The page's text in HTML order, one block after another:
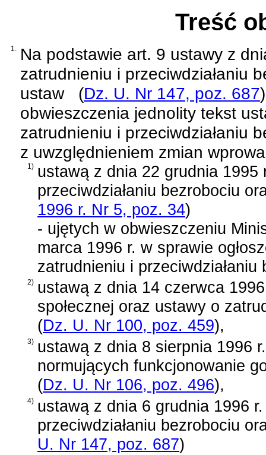
Treść
1. Na podstawie art. 9 ustawy z
zatrudnieniu i przeciwdziałaniu
ustaw
(Dz. U. Nr 147, poz. 687)
obwieszczenia jednolity tekst
zatrudnieniu i przeciwdziałaniu
z uwzględnieniem zmian
1) ustawą z dnia 22 grudnia
przeciwdziałaniu bezrobociu
1996 r. Nr 5, poz. 34)
- ujętych w obwieszczeniu
marca 1996 r. w sprawie
zatrudnieniu i przeciwdziałaniu
2) ustawą z dnia 14 czerwca
społecznej oraz ustawy o
(Dz. U. Nr 100, poz. 459),
3) ustawą z dnia 8 sierpnia 1996
normujących funkcjonowanie
(Dz. U. Nr 106, poz. 496),
4) ustawą z dnia 6 grudnia 1996
przeciwdziałaniu bezrobociu
U. Nr 147, poz. 687)